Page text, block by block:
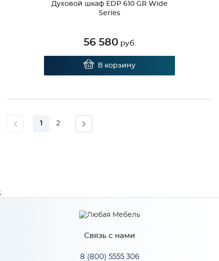
Духовой шкаф EDP 610 GR Wide
Series
56 580руб.
В корзину
1 2
Связь с нами
8 (800) 5555 306
;